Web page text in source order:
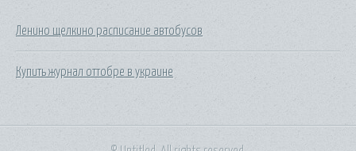
Ленино щелкино расписание автобусов
Купить журнал оттобре в украине